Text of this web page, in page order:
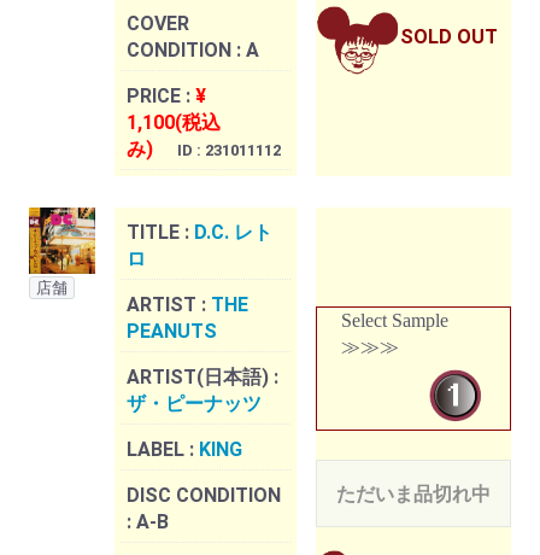
COVER
CONDITION : A
PRICE : ¥
1,100(税込
み)
ID : 231011112
SOLD OUT
店舗
TITLE : D.C. レト
ロ
ARTIST : THE
PEANUTS
ARTIST(日本語) :
ザ・ピーナッツ
LABEL : KING
DISC CONDITION
: A-B
Select Sample
≫≫≫
ただいま品切れ中